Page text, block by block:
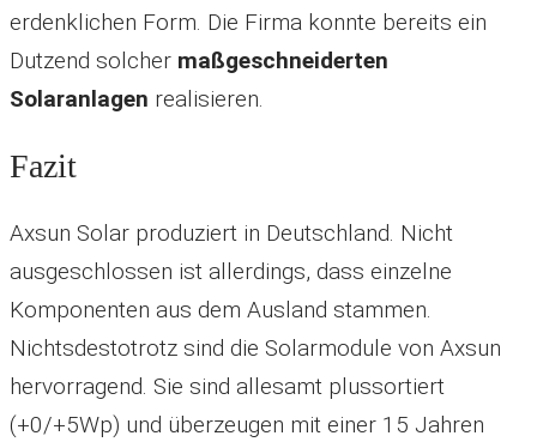
erdenklichen Form. Die Firma konnte bereits ein
Dutzend solcher maßgeschneiderten
Solaranlagen realisieren.
Fazit
Axsun Solar produziert in Deutschland. Nicht
ausgeschlossen ist allerdings, dass einzelne
Komponenten aus dem Ausland stammen.
Nichtsdestotrotz sind die Solarmodule von Axsun
hervorragend. Sie sind allesamt plussortiert
(+0/+5Wp) und überzeugen mit einer 15 Jahren